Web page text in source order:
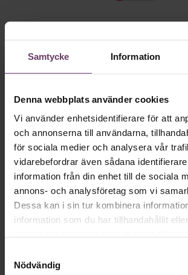
Samtycke Information
Denna webbplats använder cookies
Vi använder enhetsidentifierare för att
och annonserna till användarna,
för sociala medier och analysera vår
vidarebefordrar även sådana
information från din enhet till de sociala
annons- och analysföretag som vi
Dessa kan i sin tur kombinera
information som du har tillhandahållit
Nödvändig
Så ska en
vara
VAL 2026
Provokation,
galna utspel? Nej, det är inget
väljare. Här är det fortfarande
partiledarstilen som går hem,
statsvetaren Jenny Madestam:
tråkig partiledare i foträta skor,
känslomässig spelevink i
Text:Fredrik Kullberg